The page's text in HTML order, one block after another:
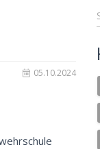
05.10.2024